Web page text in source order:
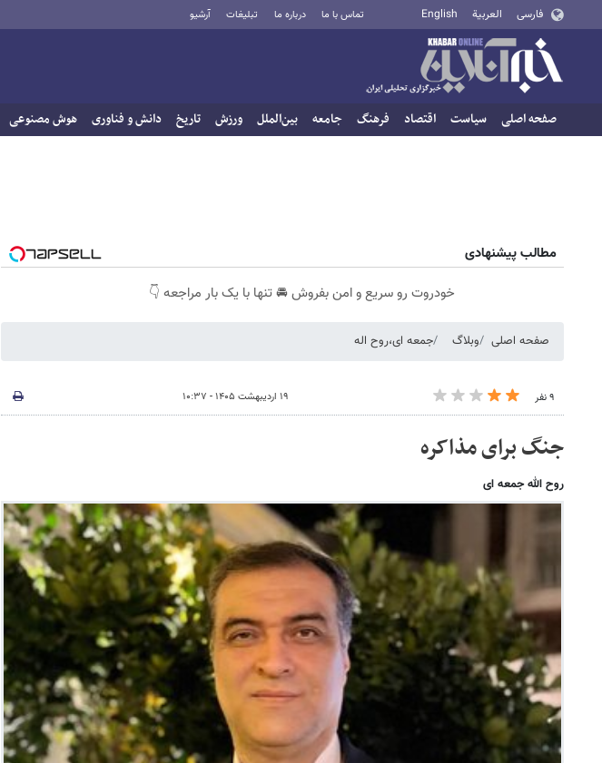
فارسی العربية English تماس با ما درباره ما تبلیغات آرشیو
صفحه اصلی سیاست اقتصاد فرهنگ جامعه بین‌الملل ورزش تاریخ دانش و فناوری هوش مصنوعی
مطالب پیشنهادی
خودروت رو سریع و امن بفروش 🚘 تنها با یک بار مراجعه 👇
صفحه اصلی وبلاگ جمعه ای،روح اله
۹ نفر ۱۹ اردیبهشت ۱۴۰۵ - ۱۰:۳۷
جنگ برای مذاکره
روح الله جمعه ای